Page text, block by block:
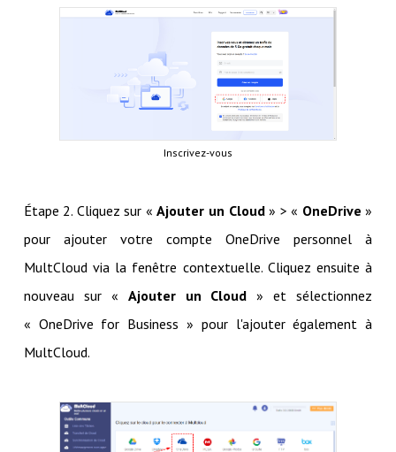
Inscrivez-vous
Étape 2. Cliquez sur «Ajouter un Cloud» > « OneDrive »
pour ajouter votre compte OneDrive personnel à
MultCloud via la fenêtre contextuelle. Cliquez ensuite à
nouveau sur « Ajouter un Cloud » et sélectionnez
« OneDrive for Business » pour l'ajouter également à
MultCloud.